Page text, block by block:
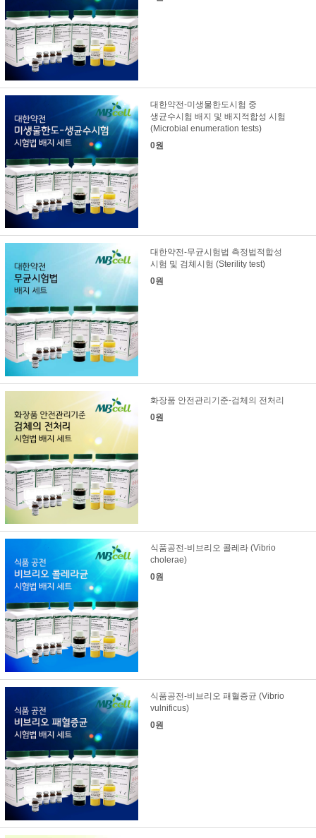
대한약전-미생물한도시험 중
생균수시험 배지 및 배지적합성 시험
(Microbial enumeration tests)
0원
대한약전-무균시험법 측정법적합성
시험 및 검체시험 (Sterility test)
0원
화장품 안전관리기준-검체의 전처리
0원
식품공전-비브리오 콜레라 (Vibrio
cholerae)
0원
식품공전-비브리오 패혈증균 (Vibrio
vulnificus)
0원